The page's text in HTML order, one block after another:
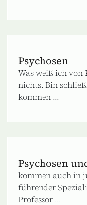
Psychosen
Was weiß ich von
nichts. Bin
kommen ...
Psychosen
kommen auch in
führender
Professor ...